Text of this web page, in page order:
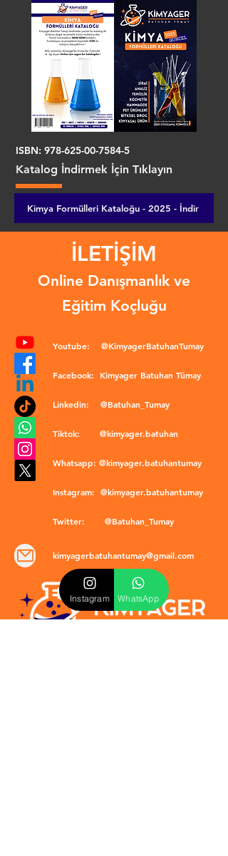
ISBN: 978-625-00-7584-5
Katalog İndirmek İçin Tıklayın
Kimya Formülleri Kataloğu - 2025 - İndir
İLETİŞİM
Online Danışmanlık ve
Eğitim Koçluğu
Youtube: @KimyagerBatuhanTumay
Facebook: Kimyager Batuhan Tümay
Linkedin: @Batuhan_Tumay
Tiktok: @kimyager.batuhan
Whatsapp: @kimyager.batuhantumay
Instagram: @kimyager.batuhantumay
Twitter: @Batuhan_Tumay
kimyagerbatuhantumay@gmail.com
Instagram WhatsApp